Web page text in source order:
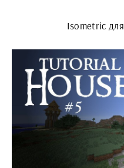
Isometric